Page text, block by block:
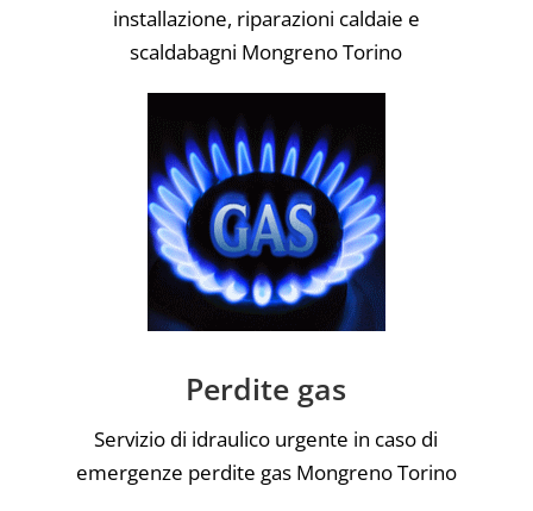
installazione, riparazioni caldaie e
scaldabagni Mongreno Torino
Perdite gas
Servizio di idraulico urgente in caso di
emergenze perdite gas Mongreno Torino